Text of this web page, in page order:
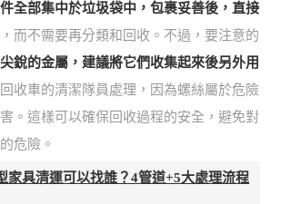
全部集中於垃圾袋中，包裹妥善後，直接
，而不需要再分類和回收。不過，要注意的
銳的金屬，建議將它們收集起來後另外用
收車的清潔隊員處理，因為螺絲屬於危險
。這樣可以確保回收過程的安全，避免對
危險。
家具清運可以找誰？4管道+5大處理流程